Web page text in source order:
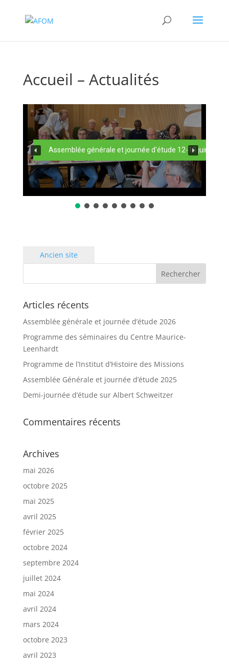
Accueil – Actualités
Assemblée générale et journée d'étude 12-13 juin 2026
Ancien site
Articles récents
Assemblée générale et journée d’étude 2026
Programme des séminaires du Centre Maurice-
Leenhardt
Programme de l’Institut d’Histoire des Missions
Assemblée Générale et journée d’étude 2025
Demi-journée d’étude sur Albert Schweitzer
Commentaires récents
Archives
mai 2026
octobre 2025
mai 2025
avril 2025
février 2025
octobre 2024
septembre 2024
juillet 2024
mai 2024
avril 2024
mars 2024
octobre 2023
avril 2023